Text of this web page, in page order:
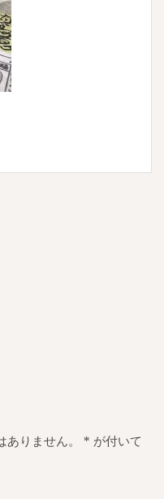
りません。 * が付いて